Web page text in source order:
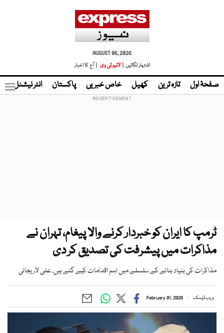
AUGUST 06, 2026
اشتہار لگائیں |
لائیو ٹی وی | آج کا اخبار
صفحۂ اول تازہ ترین کھیل خاص خبریں پاکستان انٹر نیشنل
ٹرمپ کا ایران کو خبردار کرنے والا پیغام، تہران نے
مذاکرات میں پیشرفت کی تصدیق کر دی
مذاکرات کی بنیاد بنانے کے سلسلے میں اہم اقدامات کیے گئے ہیں، علی لاریجانی
ویب ڈیسک February 01, 2026